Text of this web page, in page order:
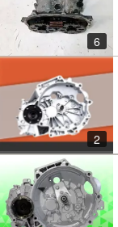
6
2